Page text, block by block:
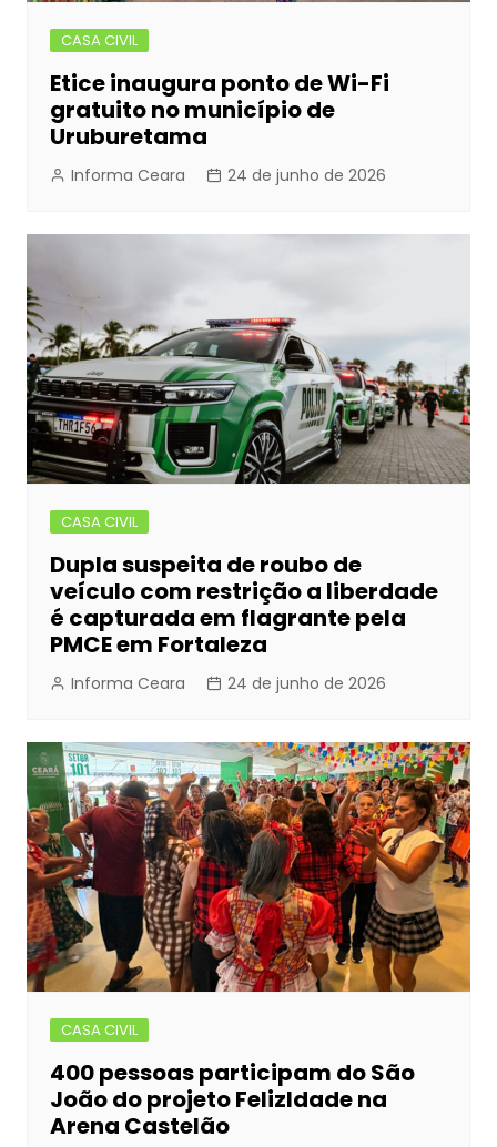
CASA CIVIL
Etice inaugura ponto de Wi-Fi
gratuito no município de
Uruburetama
Informa Ceara 24 de junho de 2026
CASA CIVIL
Dupla suspeita de roubo de
veículo com restrição a liberdade
é capturada em flagrante pela
PMCE em Fortaleza
Informa Ceara 24 de junho de 2026
CASA CIVIL
400 pessoas participam do São
João do projeto FelizIdade na
Arena Castelão